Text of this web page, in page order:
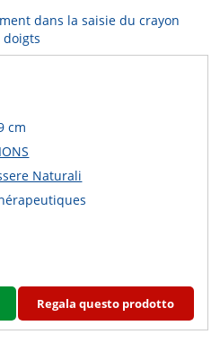
dans la saisie du crayon
doigts
cm
Naturali
Regala questo prodotto